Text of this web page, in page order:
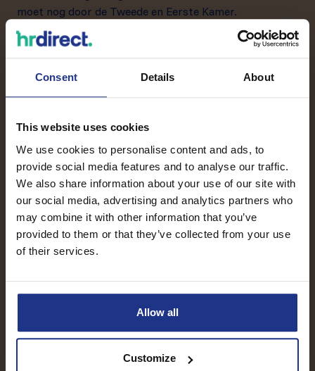
Consent Details About
This website uses cookies
We use cookies to personalise content and ads, to
provide social media features and to analyse our traffic.
We also share information about your use of our site with
our social media, advertising and analytics partners who
may combine it with other information that you’ve
provided to them or that they’ve collected from your use
of their services.
Allow all
Customize
moet nog door de Tweede en Eerste Kamer.
En juist daar lijkt nu discussie te ontstaan. Want zolang
er geen bredere herziening van de transitievergoeding
ligt, is de vraag of er voldoende steun is om de
compensatieregeling helemaal af te schaffen.
Met andere woorden: het kan nog steeds gebeuren,
maar uitstel lijkt ook mogelijk.
Waarom is dit belangrijk voor
MKB-ondernemers?
Omdat langdurig verzuim nu al veel vraagt van
werkgevers.
Je betaalt twee jaar loon door. Je begeleidt de re-
contact met de medewerker. Je legt alles vast. En als
terugkeer niet lukt, moet het dossier goed genoeg zijn